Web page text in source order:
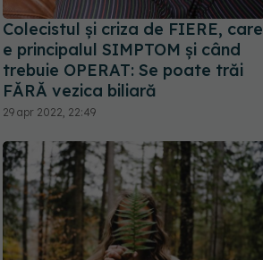
Colecistul și criza de FIERE, care
e principalul SIMPTOM și când
trebuie OPERAT: Se poate trăi
FĂRĂ vezica biliară
29 apr 2022, 22:49